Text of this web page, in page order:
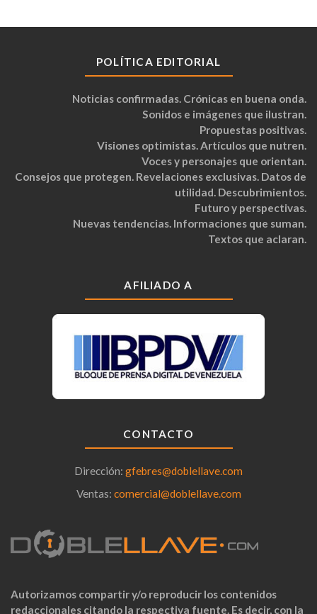
POLÍTICA EDITORIAL
Noticias confirmadas. Crónicas en buena onda.
Sonidos e imágenes que ilustran.
Propuestas positivas.
Visiones optimistas. Artículos que nutren.
Voces y personajes que orientan.
Consejos que protegen. Revelaciones exclusivas. Datos de
utilidad. Descubrimientos.
Futuro y perspectivas.
Nuevas tendencias. Informaciones que suman.
Textos que aclaran.
AFILIADO A
CONTACTO
Dirección: gfebres@doblellave.com
Ventas: comercial@doblellave.com
Autorizamos compartir y/o reproducir los contenidos
redaccionales citando la respectiva fuente. Es decir, con la